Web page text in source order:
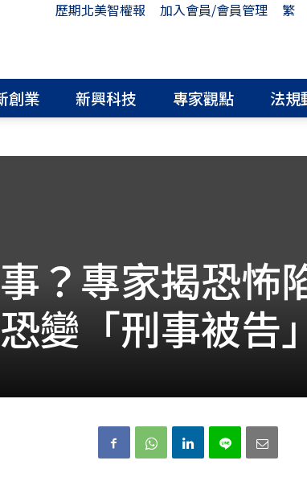
歷期北美智權報 加入會員/會員管理 繁
創業 新興科技 專家觀點 法規
？專家揭恐怖
變「刑事被告